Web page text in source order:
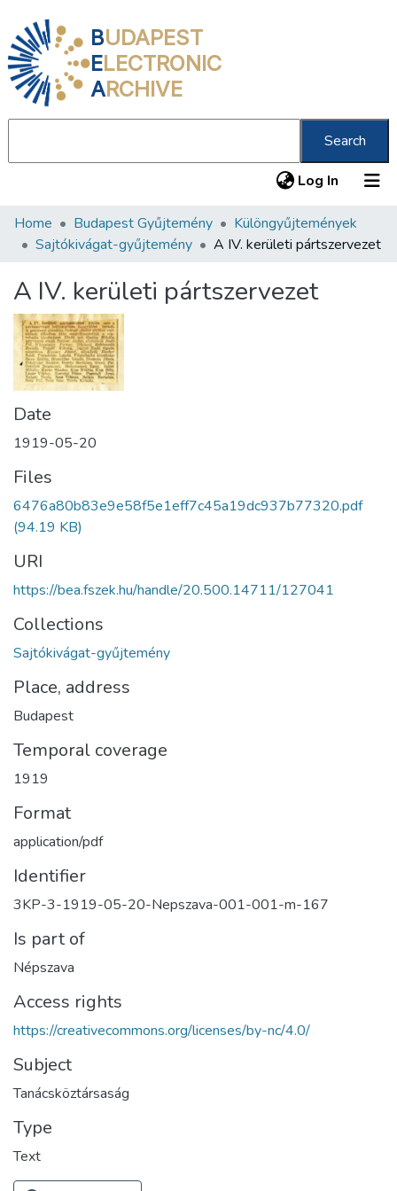
BUDAPEST
ELECTRONIC
ARCHIVE
Search
Log In (current)
Communities & Collections
Statistics
About us
Home Budapest Gyűjtemény
Különgyűjtemények
Sajtókivágat-gyűjtemény
A IV. kerületi pártszervezet
A IV. kerületi pártszervezet
Date
1919-05-20
Files
6476a80b83e9e58f5e1eff7c45a19dc937b77320.pdf
(94.19 KB)
URI
https://bea.fszek.hu/handle/20.500.14711/127041
Collections
Sajtókivágat-gyűjtemény
Place, address
Budapest
Temporal coverage
1919
Format
application/pdf
Identifier
3KP-3-1919-05-20-Nepszava-001-001-m-167
Is part of
Népszava
Access rights
https://creativecommons.org/licenses/by-nc/4.0/
Subject
Tanácsköztársaság
Type
Text